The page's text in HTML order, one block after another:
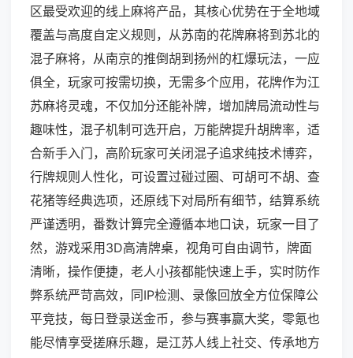
区最受欢迎的线上麻将产品，其核心优势在于全地域
覆盖与高度自定义规则，从苏南的花牌麻将到苏北的
混子麻将，从南京的推倒胡到扬州的杠爆玩法，一应
俱全，玩家可按需切换，无需多个应用，花牌作为江
苏麻将灵魂，不仅加分还能补牌，增加牌局流动性与
趣味性，混子机制可选开启，万能牌提升胡牌率，适
合新手入门，高阶玩家可关闭混子追求纯技术博弈，
行牌规则人性化，可设置过碰过圈、可胡可不胡、查
花猪等经典选项，还原线下对局所有细节，结算系统
严谨透明，番数计算完全遵循本地口诀，玩家一目了
然，游戏采用3D高清牌桌，视角可自由调节，牌面
清晰，操作便捷，老人小孩都能快速上手，实时防作
弊系统严苛高效，同IP检测、录像回放全方位保障公
平竞技，每日登录送金币，参与赛事赢大奖，零氪也
能尽情享受搓麻乐趣，是江苏人线上社交、传承地方